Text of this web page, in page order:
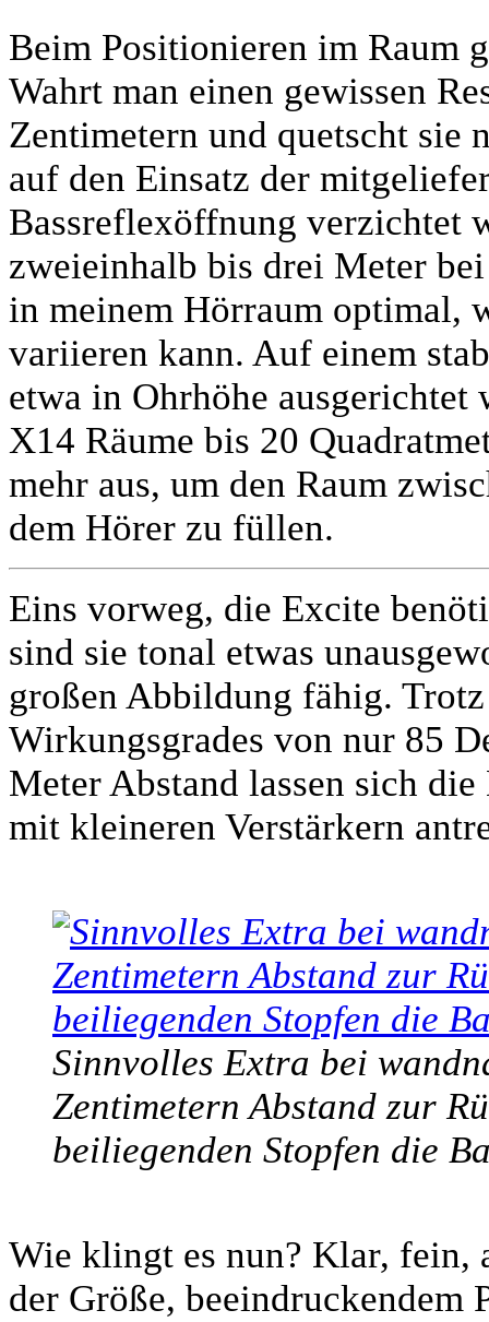
Beim Positionieren im Raum
Wahrt man einen gewissen
Zentimetern und quetscht sie
auf den Einsatz der
Bassreflexöffnung verzichtet
zweieinhalb bis drei Meter
in meinem Hörraum optimal,
variieren kann. Auf einem
etwa in Ohrhöhe
X14 Räume bis 20
mehr aus, um den Raum
dem Hörer zu füllen.
Eins vorweg, die Excite
sind sie tonal etwas
großen Abbildung fähig.
Wirkungsgrades von nur 85
Meter Abstand lassen sich
mit kleineren Verstärkern
Sinnvolles Extra bei
Zentimetern Abstand zur
beiliegenden Stopfen die
Wie klingt es nun? Klar, fein,
der Größe, beeindruckendem